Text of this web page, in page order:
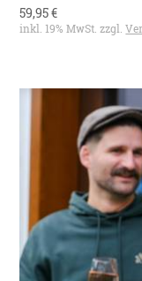
59,95 €
inkl. 19% MwSt. zzgl.